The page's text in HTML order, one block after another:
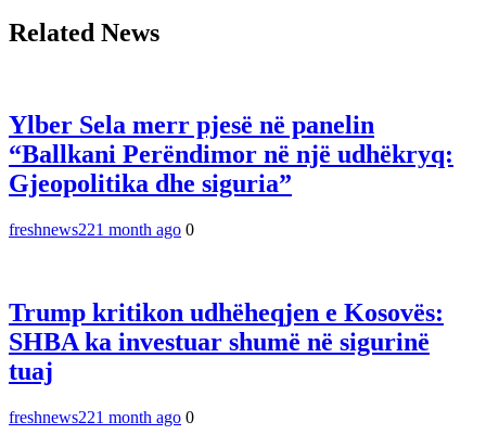
Related News
Ylber Sela merr pjesë në panelin
“Ballkani Perëndimor në një udhëkryq:
Gjeopolitika dhe siguria”
freshnews221 month ago 0
Trump kritikon udhëheqjen e Kosovës:
SHBA ka investuar shumë në sigurinë
tuaj
freshnews221 month ago 0